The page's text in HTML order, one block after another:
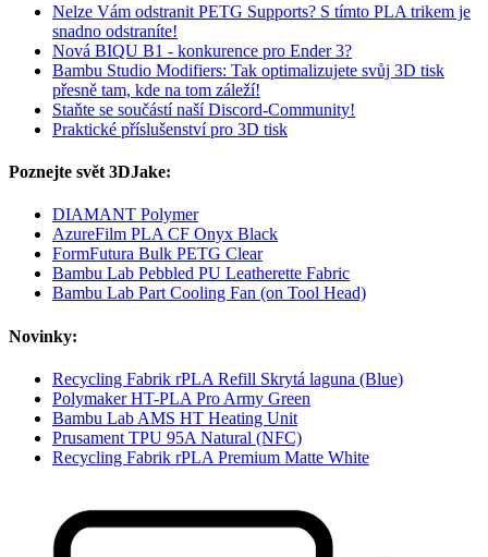
Nelze Vám odstranit PETG Supports? S tímto PLA trikem je
snadno odstraníte!
Nová BIQU B1 - konkurence pro Ender 3?
Bambu Studio Modifiers: Tak optimalizujete svůj 3D tisk
přesně tam, kde na tom záleží!
Staňte se součástí naší Discord-Community!
Praktické příslušenství pro 3D tisk
Poznejte svět 3DJake:
DIAMANT Polymer
AzureFilm PLA CF Onyx Black
FormFutura Bulk PETG Clear
Bambu Lab Pebbled PU Leatherette Fabric
Bambu Lab Part Cooling Fan (on Tool Head)
Novinky:
Recycling Fabrik rPLA Refill Skrytá laguna (Blue)
Polymaker HT-PLA Pro Army Green
Bambu Lab AMS HT Heating Unit
Prusament TPU 95A Natural (NFC)
Recycling Fabrik rPLA Premium Matte White